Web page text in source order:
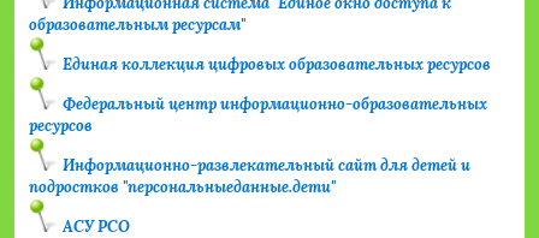
образовательным ресурсам"
Единая коллекция цифровых образовательных ресурсов
Федеральный центр информационно-образовательных
ресурсов
Информационно-развлекательный сайт для детей и
подростков "персональныеданные.дети"
АСУ РСО